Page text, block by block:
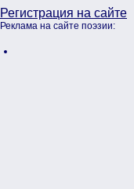
Регистрация на сайте
Реклама на сайте поэзии: